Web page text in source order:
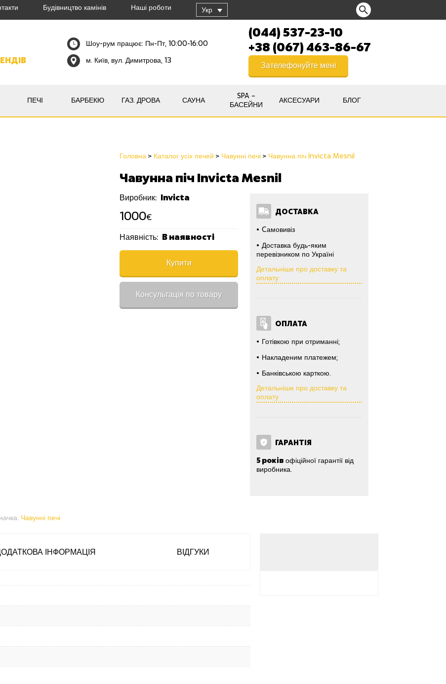
Будівництво камінів Наші роботи Укр
Шоу-рум працює: Пн-Пт, 10:00-16:00
м. Київ, вул. Димитрова, 13
(044) 537-23-10
+38 (067) 463-86-67
Зателефонуйте мені
ПЕЧІ БАРБЕКЮ ГАЗ. ДРОВА САУНА
SPA –
БАСЕЙНИ
АКСЕСУАРИ БЛОГ
Головна Каталог усіх печей Чавунні печі Чавунна піч Invicta Mesnil
Чавунна піч Invicta Mesnil
Виробник: Invicta
1000€
Наявність: В наявності
Купити
Консультація по товару
ДОСТАВКА
Cамовивіз
Доставка будь-яким
перевізником по Україні
Детальніше про доставку та
оплату
ОПЛАТА
Готівкою при отриманні;
Накладеним платежем;
Банківською карткою.
Детальніше про доставку та
оплату
ГАРАНТІЯ
5 років офіційної гарантії від
виробника.
Чавунні печі
ІНФОРМАЦІЯ ВІДГУКИ